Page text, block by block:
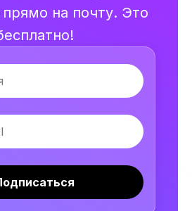
на почту. Это